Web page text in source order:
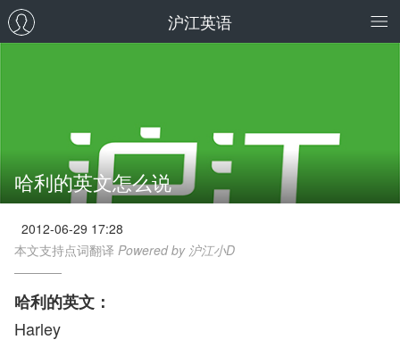
沪江英语
哈利的英文怎么说
2012-06-29 17:28
本文支持点词翻译 Powered by 沪江小D
哈利的英文：
Harley